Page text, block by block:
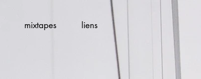
mixtapes liens